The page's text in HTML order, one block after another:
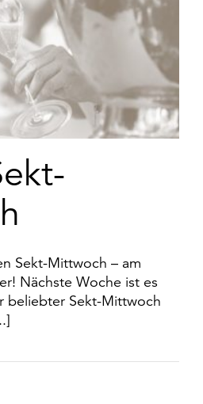
Sekt-Mittwoch – am
Nächste Woche ist es
beliebter Sekt-Mittwoch